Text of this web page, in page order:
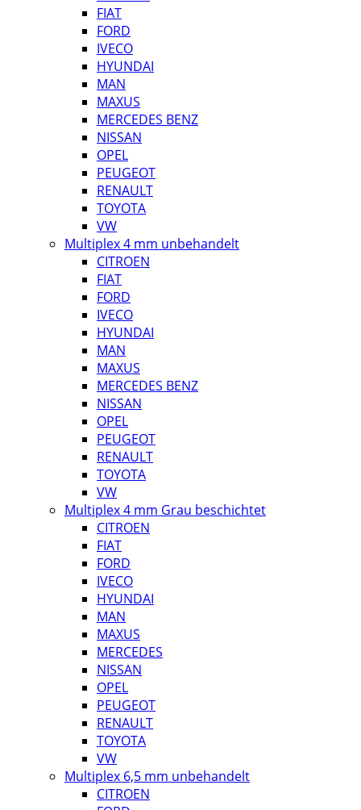
FIAT
FORD
IVECO
HYUNDAI
MAN
MAXUS
MERCEDES BENZ
NISSAN
OPEL
PEUGEOT
RENAULT
TOYOTA
VW
Multiplex 4 mm unbehandelt
CITROEN
FIAT
FORD
IVECO
HYUNDAI
MAN
MAXUS
MERCEDES BENZ
NISSAN
OPEL
PEUGEOT
RENAULT
TOYOTA
VW
Multiplex 4 mm Grau beschichtet
CITROEN
FIAT
FORD
IVECO
HYUNDAI
MAN
MAXUS
MERCEDES
NISSAN
OPEL
PEUGEOT
RENAULT
TOYOTA
VW
Multiplex 6,5 mm unbehandelt
CITROEN